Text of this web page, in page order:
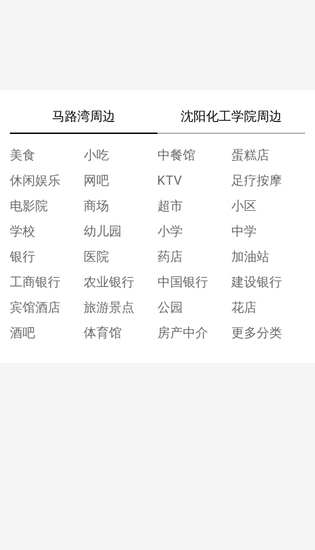
马路湾周边 沈阳化工学院周边
美食 小吃 中餐馆
蛋糕店
休闲娱乐
网吧 KTV
足疗按摩
电影院
商场 超市
小区
学校
幼儿园 小学
中学
银行
医院 药店
加油站
工商银行
农业银行 中国银行
建设银行
宾馆酒店
旅游景点 公园
花店
酒吧
体育馆 房产中介 更多分类